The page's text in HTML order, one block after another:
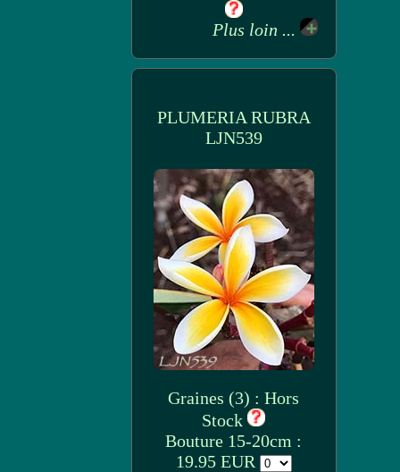
Plus loin ...
PLUMERIA RUBRA
LJN539
Graines (3) : Hors
Stock
Bouture 15-20cm :
19.95 EUR